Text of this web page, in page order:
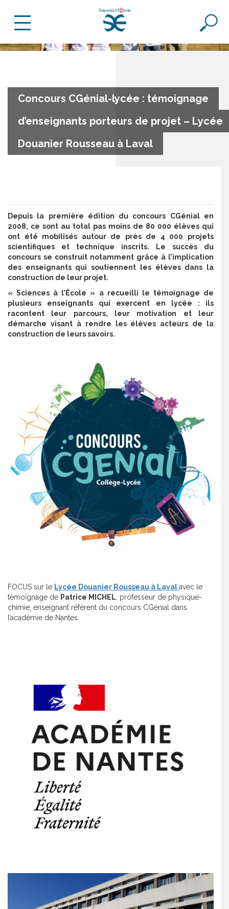
Concours CGénial-lycée : témoignage
d’enseignants porteurs de projet – Lycée
Douanier Rousseau à Laval
Depuis la première édition du concours CGénial en
2008, ce sont au total pas moins de 80 000 élèves qui
ont été mobilisés autour de près de 4 000 projets
scientifiques et technique inscrits. Le succès du
concours se construit notamment grâce à l’implication
des enseignants qui soutiennent les élèves dans la
construction de leur projet.
« Sciences à l’École » a recueilli le témoignage de
plusieurs enseignants qui exercent en lycée : ils
racontent leur parcours, leur motivation et leur
démarche visant à rendre les élèves acteurs de la
construction de leurs savoirs.
FOCUS sur le Lycée Douanier Rousseau à Lavalavec le
témoignage de Patrice MICHEL , professeur de physique-
chimie, enseignant référent du concours CGénial dans
l’académie de Nantes.